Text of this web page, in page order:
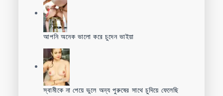
আপনি অনেক ভালো করে চুদেন ভাইয়া
স্বামীকে না পেয়ে ভুলে অন্য পুরুষের সাথে চুদিয়ে ফেলেছি